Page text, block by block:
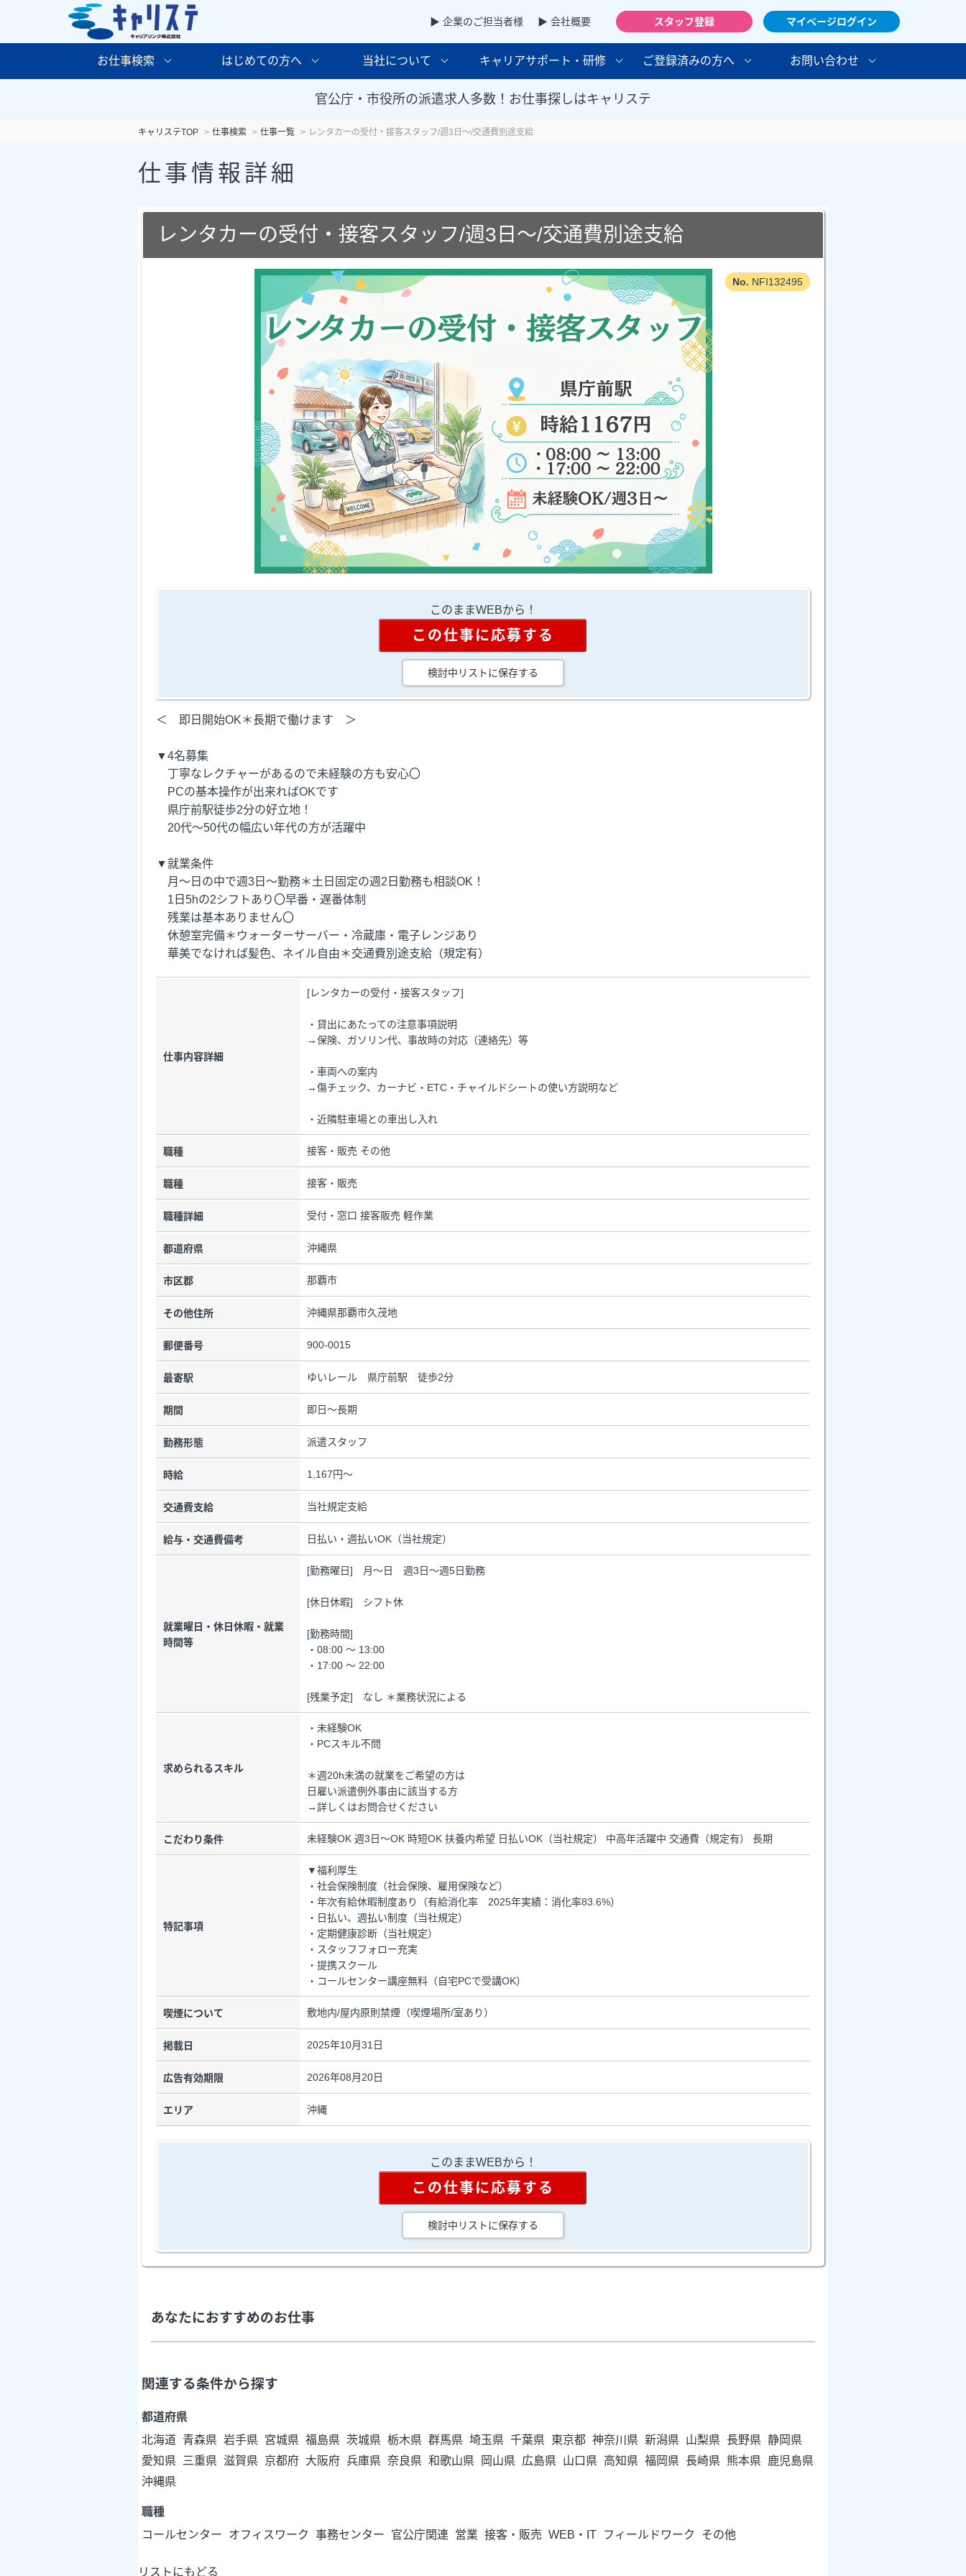
▶ 企業のご担当者様 ▶ 会社概要 スタッフ登録 マイページログイン
お仕事検索 はじめての方へ 当社について キャリアサポート・研修 ご登録済みの方へ お問い合わせ
官公庁・市役所の派遣求人多数！お仕事探しはキャリステ
キャリステTOP 仕事検索 仕事一覧 レンタカーの受付・接客スタッフ/週3日～/交通費別途支給
仕事情報詳細
レンタカーの受付・接客スタッフ/週3日～/交通費別途支給
NFI132495
このままWEBから！
この仕事に応募する
検討中リストに保存する
＜ 即日開始OK＊長期で働けます ＞
▼4名募集
丁寧なレクチャーがあるので未経験の方も安心〇
PCの基本操作が出来ればOKです
県庁前駅徒歩2分の好立地！
20代～50代の幅広い年代の方が活躍中
▼就業条件
月～日の中で週3日～勤務＊土日固定の週2日勤務も相談OK！
1日5hの2シフトあり〇早番・遅番体制
残業は基本ありません〇
休憩室完備＊ウォーターサーバー・冷蔵庫・電子レンジあり
華美でなければ髪色、ネイル自由＊交通費別途支給（規定有）
仕事内容詳細
[レンタカーの受付・接客スタッフ]
・貸出にあたっての注意事項説明
→保険、ガソリン代、事故時の対応（連絡先）等
・車両への案内
→傷チェック、カーナビ・ETC・チャイルドシートの使い方説明など
・近隣駐車場との車出し入れ
職種 接客・販売 その他
職種 接客・販売
職種詳細 受付・窓口 接客販売 軽作業
都道府県 沖縄県
市区郡 那覇市
その他住所 沖縄県那覇市久茂地
郵便番号 900-0015
最寄駅 ゆいレール 県庁前駅 徒歩2分
期間 即日～長期
勤務形態 派遣スタッフ
時給 1,167円～
交通費支給 当社規定支給
給与・交通費備考 日払い・週払いOK（当社規定）
就業曜日・休日休暇・就業
時間等
[勤務曜日] 月～日 週3日～週5日勤務
[休日休暇] シフト休
[勤務時間]
・08:00 ～ 13:00
・17:00 ～ 22:00
[残業予定] なし ＊業務状況による
求められるスキル
・未経験OK
・PCスキル不問
＊週20h未満の就業をご希望の方は
日雇い派遣例外事由に該当する方
→詳しくはお問合せください
こだわり条件 未経験OK 週3日～OK 時短OK 扶養内希望 日払いOK（当社規定） 中高年活躍中 交通費（規定有） 長期
特記事項
▼福利厚生
・社会保険制度（社会保険、雇用保険など）
・年次有給休暇制度あり（有給消化率 2025年実績：消化率83.6%）
・日払い、週払い制度（当社規定）
・定期健康診断（当社規定）
・スタッフフォロー充実
・提携スクール
・コールセンター講座無料（自宅PCで受講OK）
喫煙について 敷地内/屋内原則禁煙（喫煙場所/室あり）
掲載日 2025年10月31日
広告有効期限 2026年08月20日
エリア 沖縄
このままWEBから！
この仕事に応募する
検討中リストに保存する
あなたにおすすめのお仕事
関連する条件から探す
都道府県
北海道 青森県 岩手県 宮城県 福島県 茨城県 栃木県 群馬県 埼玉県 千葉県 東京都 神奈川県 新潟県 山梨県 長野県 静岡県
愛知県
三重県 滋賀県 京都府 大阪府 兵庫県 奈良県 和歌山県 岡山県 広島県 山口県 高知県 福岡県 長崎県 熊本県 鹿児島県
沖縄県
職種
コールセンター
オフィスワーク 事務センター 官公庁関連 営業 接客・販売 WEB・IT フィールドワーク その他
リストにもどる